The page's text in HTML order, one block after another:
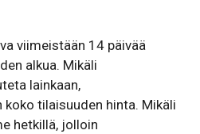
viimeistään 14 päivää
alkua. Mikäli
lainkaan,
tilaisuuden hinta. Mikäli
hetkillä, jolloin